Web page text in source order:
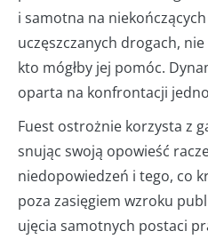
i samotna na
uczęszczanych drogach,
kto mógłby jej pomóc.
oparta na konfrontacji
Fuest ostrożnie korzysta z
snując swoją opowieść
niedopowiedzeń i tego, co
poza zasięgiem wzroku
ujęcia samotnych postaci